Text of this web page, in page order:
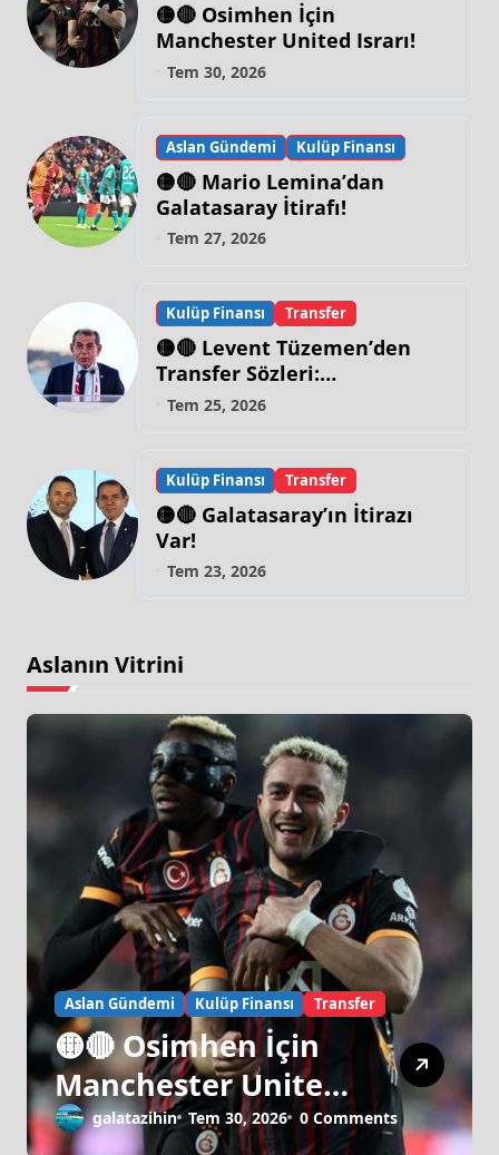
🟡🔴 Osimhen İçin
Manchester United Israrı!
Tem 30, 2026
Aslan Gündemi Kulüp Finansı
🟡🔴 Mario Lemina’dan
Galatasaray İtirafı!
Tem 27, 2026
Kulüp Finansı Transfer
🟡🔴 Levent Tüzemen’den
Transfer Sözleri:
“Galatasaray’ın Zirve
Tem 25, 2026
Kulüp Finansı Transfer
🟡🔴 Galatasaray’ın İtirazı
Var!
Tem 23, 2026
Aslanın Vitrini
Aslan Gündemi Kulüp Finansı Transfer
🟡🔴 Osimhen İçin
Manchester United
Israrı!
galatazihin Tem 30, 2026 0 Comments